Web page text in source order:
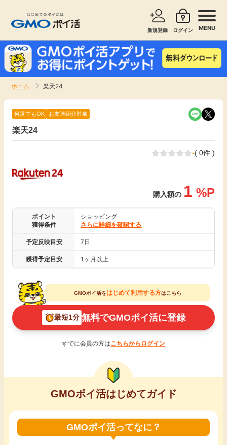
新規登録 ログイン MENU
ホーム 楽天24
新着
即日還元
アンケート
ゲーム
買い物
カード比較
サービスで探す ショッピングで探す
暮らし
引っ越し
買取・査定
学び
進学・教育
月額有料サービス
家計の固定費
何度でもOK お友達紹介対象
楽天24
-( 0件 )
購入額の 1 %P
ポイント
獲得条件
ショッピング
さらに詳細を確認する
予定反映目安 7日
獲得予定目安 1ヶ月以上
GMOポイ活をはじめて利用する方はこちら
最短1分 無料でGMOポイ活に登録
すでに会員の方はこちらからログイン
GMOポイ活はじめてガイド
GMOポイ活ってなに？